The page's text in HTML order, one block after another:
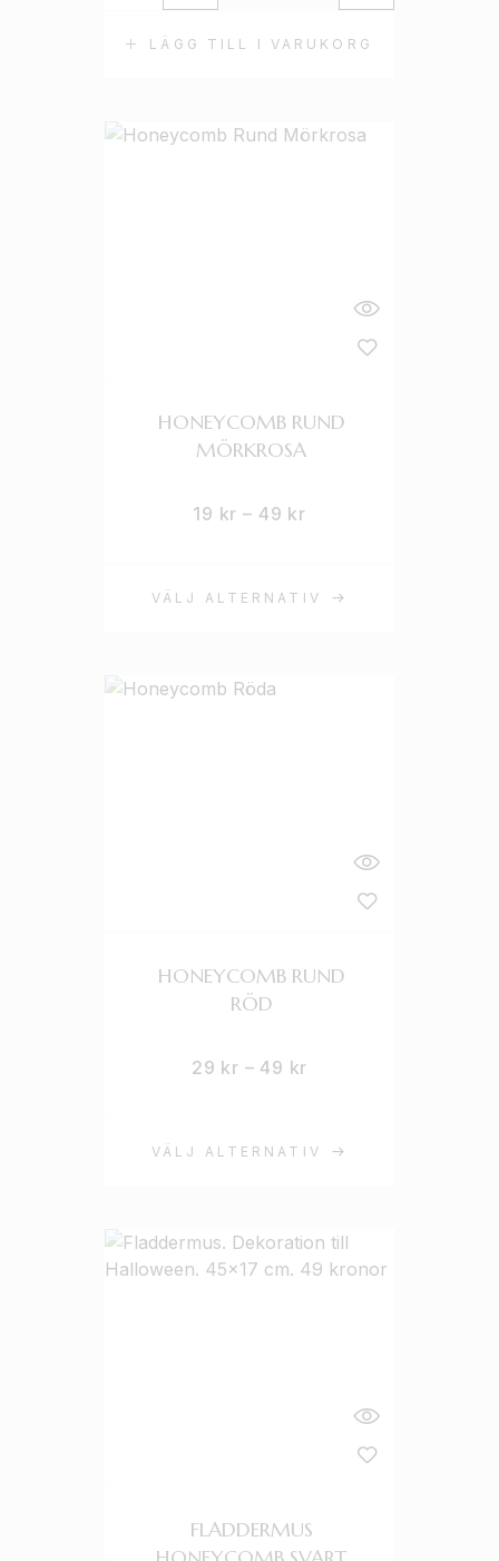
LÄGG TILL I VARUKORG
VÄLJ ALTERNATIV
HONEYCOMB RUND
MÖRKROSA
19 kr – 49 kr
VÄLJ ALTERNATIV
HONEYCOMB RUND
RÖD
29 kr – 49 kr
FLADDERMUS